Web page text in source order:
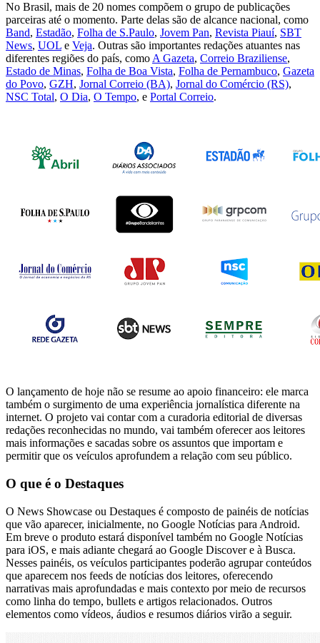
No Brasil, mais de 20 nomes compõem o grupo de publicações
parceiras até o momento. Parte delas são de alcance nacional, como
Band, Estadão, Folha de S.Paulo, Jovem Pan, Revista Piauí, SBT
News, UOL e Veja. Outras são importantes redações atuantes nas
diferentes regiões do país, comoA Gazeta, Correio Braziliense,
Estado de Minas, Folha de Boa Vista, Folha de Pernambuco, Gazeta
do Povo, GZH, Jornal Correio (BA), Jornal do Comércio (RS),
NSC Total, O Dia, O Tempo, e Portal Correio.
O lançamento de hoje não se resume ao apoio financeiro: ele marca
também o surgimento de uma experiência jornalística diferente na
internet. O projeto vai contar com a curadoria editorial de diversas
redações reconhecidas no mundo, vai também oferecer aos leitores
mais informações e sacadas sobre os assuntos que importam e
permitir que os veículos aprofundem a relação com seu público.
O que é o Destaques
O News Showcase ou Destaques é composto de painéis de notícias
que vão aparecer, inicialmente, no Google Notícias para Android.
Em breve o produto estará disponível também no Google Notícias
para iOS, e mais adiante chegará ao Google Discover e à Busca.
Nesses painéis, os veículos participantes poderão agrupar conteúdos
que aparecem nos feeds de notícias dos leitores, oferecendo
narrativas mais aprofundadas e mais contexto por meio de recursos
como linha do tempo, bullets e artigos relacionados. Outros
elementos como vídeos, áudios e resumos diários virão a seguir.